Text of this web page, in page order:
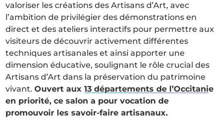
valoriser les créations des Artisans d’Art, avec
l’ambition de privilégier des démonstrations en
direct et des ateliers interactifs pour permettre aux
visiteurs de découvrir activement différentes
techniques artisanales et ainsi apporter une
dimension éducative, soulignant le rôle crucial des
Artisans d’Art dans la préservation du patrimoine
vivant.Ouvert aux13 départements de l’Occitanie
en priorité, ce salon a pour vocation de
promouvoir les savoir-faire artisanaux.